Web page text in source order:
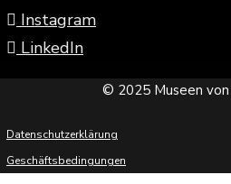
Instagram
LinkedIn
© 2025 Museen
Datenschutzerklärung
Geschäftsbedingungen